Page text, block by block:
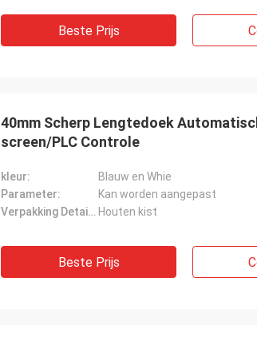
Beste Prijs
40mm Scherp Lengtedoek
screen/PLC Controle
kleur:
Blauw en Whie
Parameter:
Kan worden aangepast
Verpakking Details: Houten kist
Beste Prijs